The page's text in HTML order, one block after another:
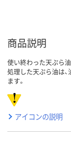
商品説明
使い終わった天ぷら
処理した天ぷら油は
ます。
アイコンの説明